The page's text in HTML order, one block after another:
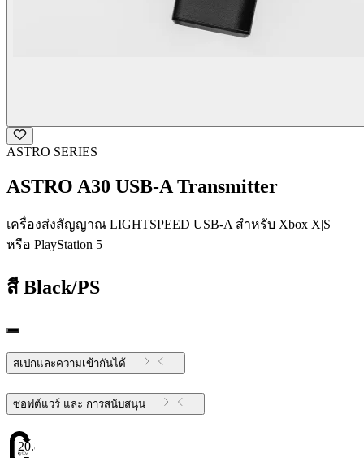
ASTRO SERIES
ASTRO A30 USB-A Transmitter
เครื่องส่งสัญญาณ LIGHTSPEED USB-A สําหรับ Xbox X|S
หรือ PlayStation 5
สี Black/PS
สเปกและความเข้ากันได้
ซอฟต์แวร์ และ การสนับสนุน
20.82